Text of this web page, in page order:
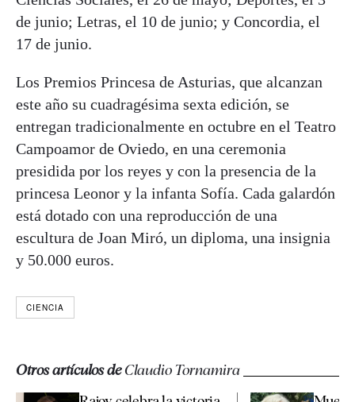
de junio; Letras, el 10 de junio; y Concordia, el
17 de junio.
Los Premios Princesa de Asturias, que alcanzan
este año su cuadragésima sexta edición, se
entregan tradicionalmente en octubre en el Teatro
Campoamor de Oviedo, en una ceremonia
presidida por los reyes y con la presencia de la
princesa Leonor y la infanta Sofía. Cada galardón
está dotado con una reproducción de una
escultura de Joan Miró, un diploma, una insignia
y 50.000 euros.
CIENCIA
Otros artículos deClaudio Tornamira